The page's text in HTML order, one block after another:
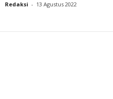
Redaksi - 13 Agustus 2022